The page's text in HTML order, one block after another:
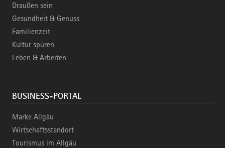
Draußen sein
Gesundheit & Genuss
Familienzeit
Kultur spüren
Leben & Arbeiten
BUSINESS-PORTAL
Marke Allgäu
Wirtschaftsstandort
Tourismus im Allgäu